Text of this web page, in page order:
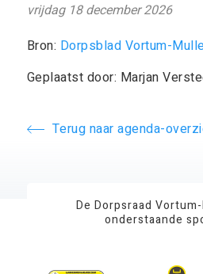
vrijdag 18 december 2026
Bron: Dorpsblad Vortum-
Geplaatst door: Marjan
Terug naar agenda-
De Dorpsraad
onderstaande